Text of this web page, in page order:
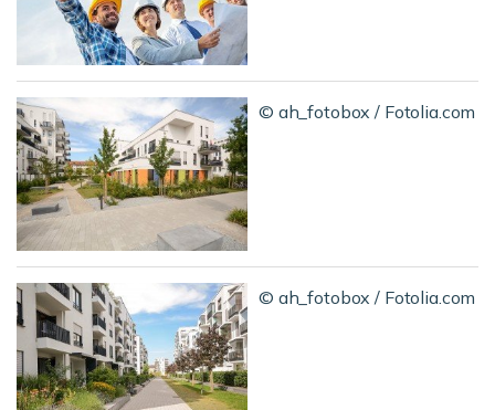
© ah_fotobox / Fotolia.com
© ah_fotobox / Fotolia.com